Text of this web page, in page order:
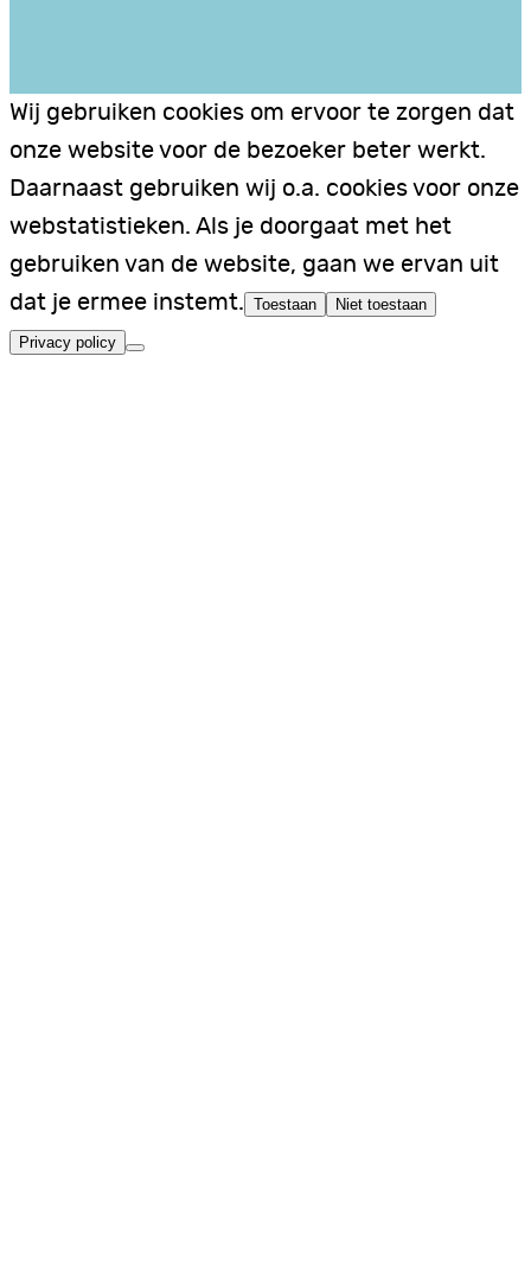
Wij gebruiken cookies om ervoor te zorgen dat
onze website voor de bezoeker beter werkt.
Daarnaast gebruiken wij o.a. cookies voor onze
webstatistieken. Als je doorgaat met het
gebruiken van de website, gaan we ervan uit
dat je ermee instemt. Toestaan Niet toestaan
Privacy policy